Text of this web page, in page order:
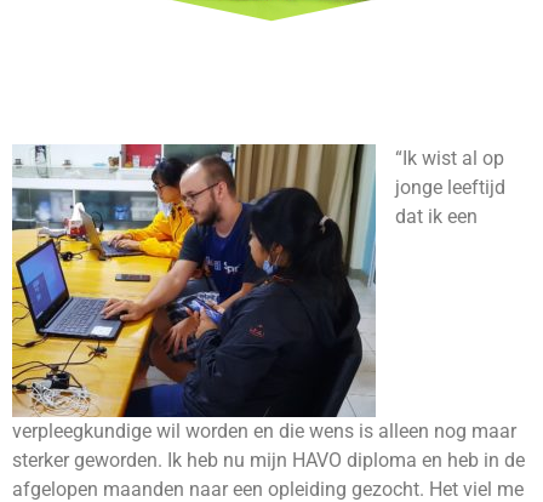
“Ik wist al op
jonge leeftijd
dat ik een
verpleegkundige wil worden en die wens is alleen nog maar
sterker geworden. Ik heb nu mijn HAVO diploma en heb in de
afgelopen maanden naar een opleiding gezocht. Het viel me